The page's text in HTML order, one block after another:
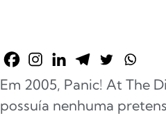
Em 2005, Panic! At The
possuía nenhuma